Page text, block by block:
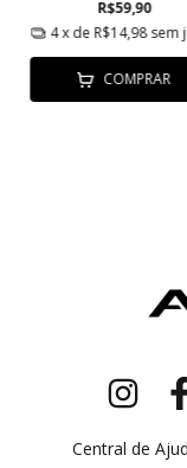
R$59,90
4x de R$14,98 sem
COMPRAR
Central de